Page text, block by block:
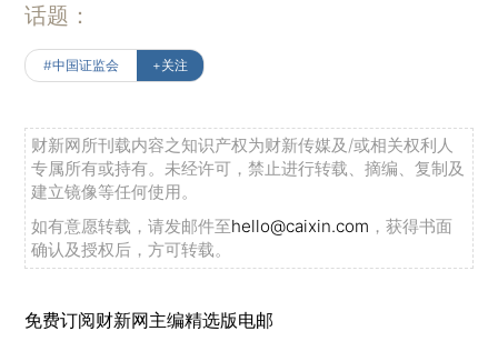
话题：
#中国证监会 +关注
财新网所刊载内容之知识产权为财新传媒及/或相关权利人
专属所有或持有。未经许可，禁止进行转载、摘编、复制及
建立镜像等任何使用。
如有意愿转载，请发邮件至hello@caixin.com ，获得书面
确认及授权后，方可转载。
免费订阅财新网主编精选版电邮